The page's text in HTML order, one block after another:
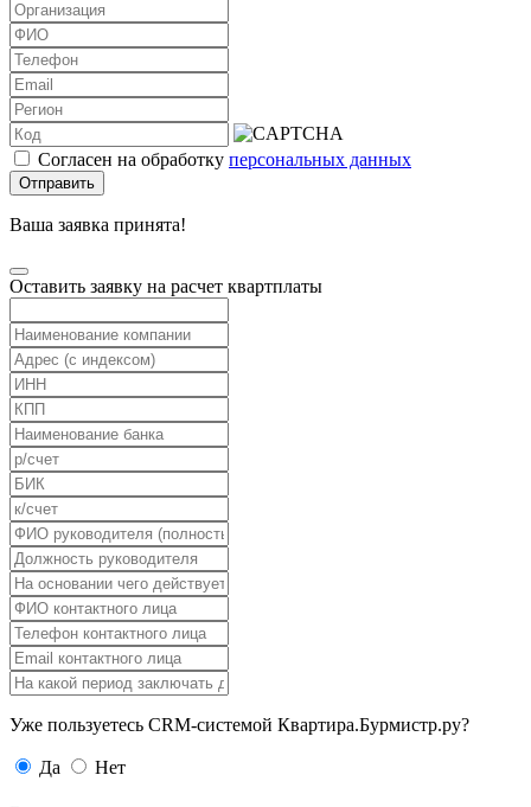
Согласен на обработку персональных данных
Отправить
Ваша заявка принята!
Оставить заявку на расчет квартплаты
Уже пользуетесь CRM-системой Квартира.Бурмистр.ру?
Да Нет